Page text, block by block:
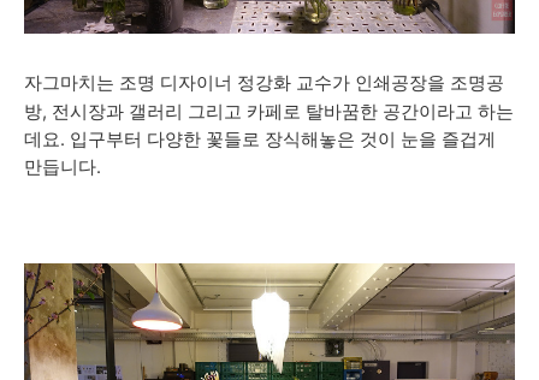
자그마치는 조명 디자이너 정강화 교수가 인쇄공장을 조명공
방, 전시장과 갤러리 그리고 카페로 탈바꿈한 공간이라고 하는
데요. 입구부터 다양한 꽃들로 장식해놓은 것이 눈을 즐겁게
만듭니다.